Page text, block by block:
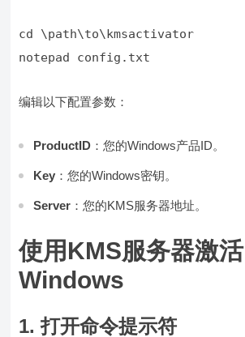
notepad config.txt
编辑以下配置参数：
ProductID ：您的Windows产品ID。
Key ：您的Windows密钥。
Server ：您的KMS服务器地址。
使用KMS服务器激活
Windows
1. 打开命令提示符